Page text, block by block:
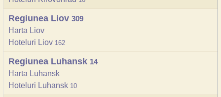
Regiunea Liov 309
Harta Liov
Hoteluri Liov 162
Regiunea Luhansk 14
Harta Luhansk
Hoteluri Luhansk 10